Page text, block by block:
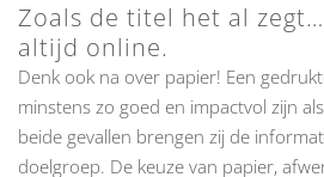
Zoals de titel het al
altijd online.
Denk ook na over papier! Een
minstens zo goed en impactvol zijn
beide gevallen brengen zij de
doelgroep. De keuze van papier,